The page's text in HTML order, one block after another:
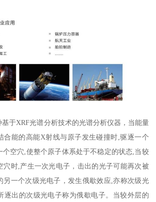
于XRF光谱分析技术的光谱分析仪器，当能量
合能的高能X射线与原子发生碰撞时,驱逐一个
个空穴,使整个原子体系处于不稳定的状态,当较
穴时,产生一次光电子，击出的光子可能再次被
另一个次级光电子，发生俄歇效应,亦称次级光
逐出的次级光电子称为俄歇电子。当较外层的